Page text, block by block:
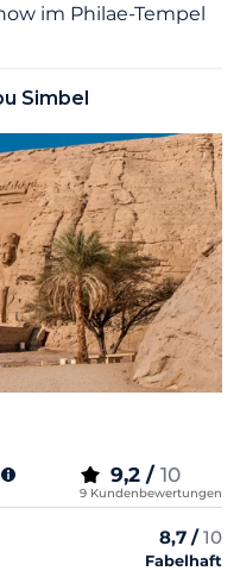
im Philae-Tempel
Simbel
9,2 / 10
9 Kundenbewertungen
8,7 /10
Fabelhaft